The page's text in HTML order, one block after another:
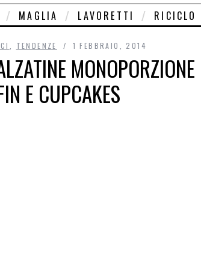
MAGLIA LAVORETTI RICICLO
TENDENZE 1 FEBBRAIO, 2014
MONOPORZIONE
E CUPCAKES